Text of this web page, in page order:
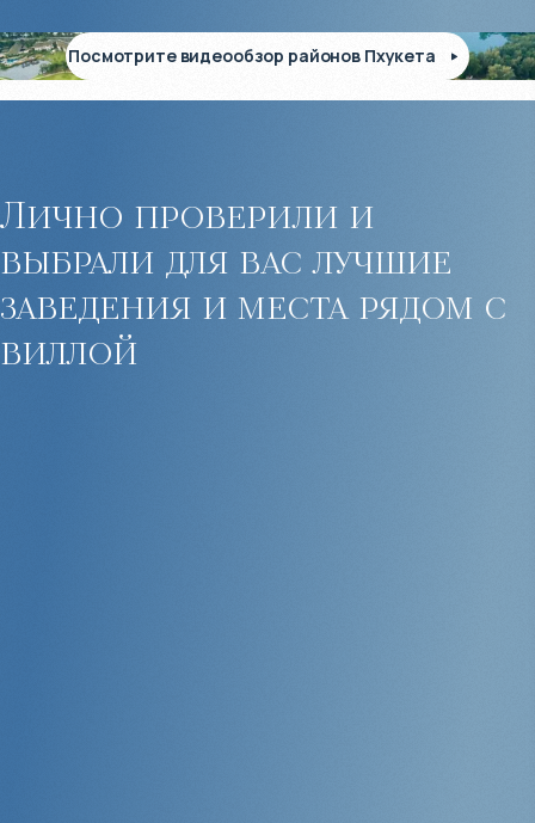
Посмотрите видеообзор районов Пхукета
Лично проверили и
выбрали для вас лучшие
заведения и места рядом с
виллой